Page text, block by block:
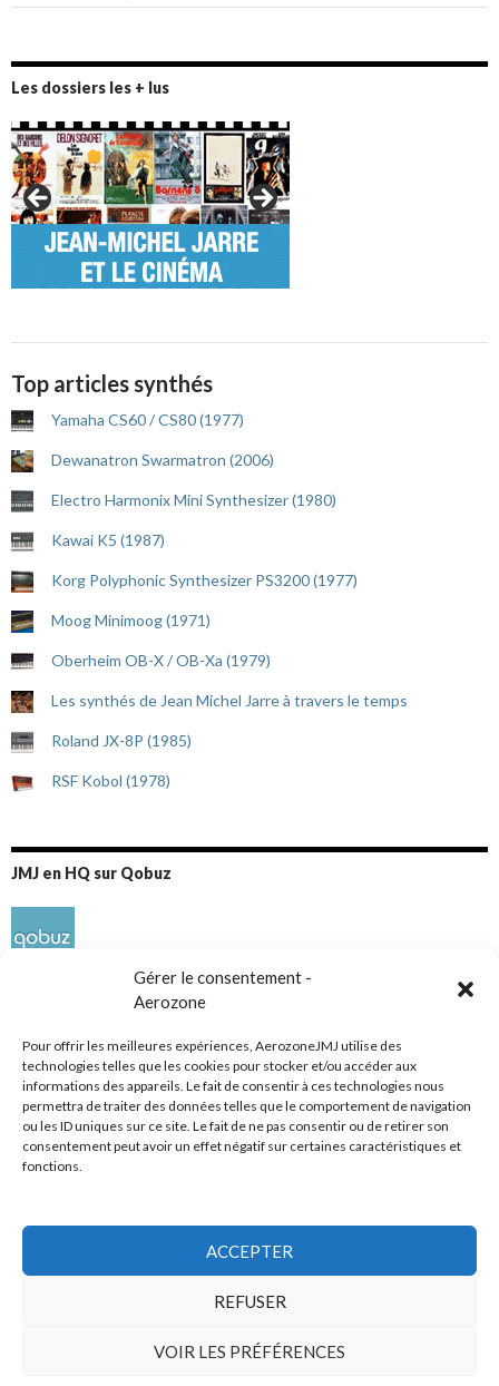
Gérer le consentement -
Aerozone
Pour offrir les meilleures expériences, AerozoneJMJ utilise des
technologies telles que les cookies pour stocker et/ou accéder aux
informations des appareils. Le fait de consentir à ces technologies nous
permettra de traiter des données telles que le comportement de navigation
ou les ID uniques sur ce site. Le fait de ne pas consentir ou de retirer son
consentement peut avoir un effet négatif sur certaines caractéristiques et
fonctions.
ACCEPTER
REFUSER
VOIR LES PRÉFÉRENCES
Les dossiers les + lus
Top articles synthés
Yamaha CS60 / CS80 (1977)
Dewanatron Swarmatron (2006)
Electro Harmonix Mini Synthesizer (1980)
Kawai K5 (1987)
Korg Polyphonic Synthesizer PS3200 (1977)
Moog Minimoog (1971)
Oberheim OB-X / OB-Xa (1979)
Les synthés de Jean Michel Jarre à travers le temps
Roland JX-8P (1985)
RSF Kobol (1978)
JMJ en HQ sur Qobuz
Réseaux sociaux
© Mars 2006-Août 2026